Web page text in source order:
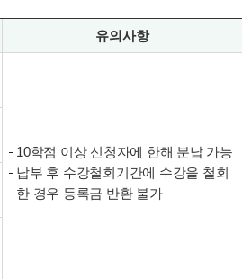
유의사항
10학점 이상 신청자에 한해 분납 가능
납부 후 수강철회기간에 수강을 철회
한 경우 등록금 반환 불가